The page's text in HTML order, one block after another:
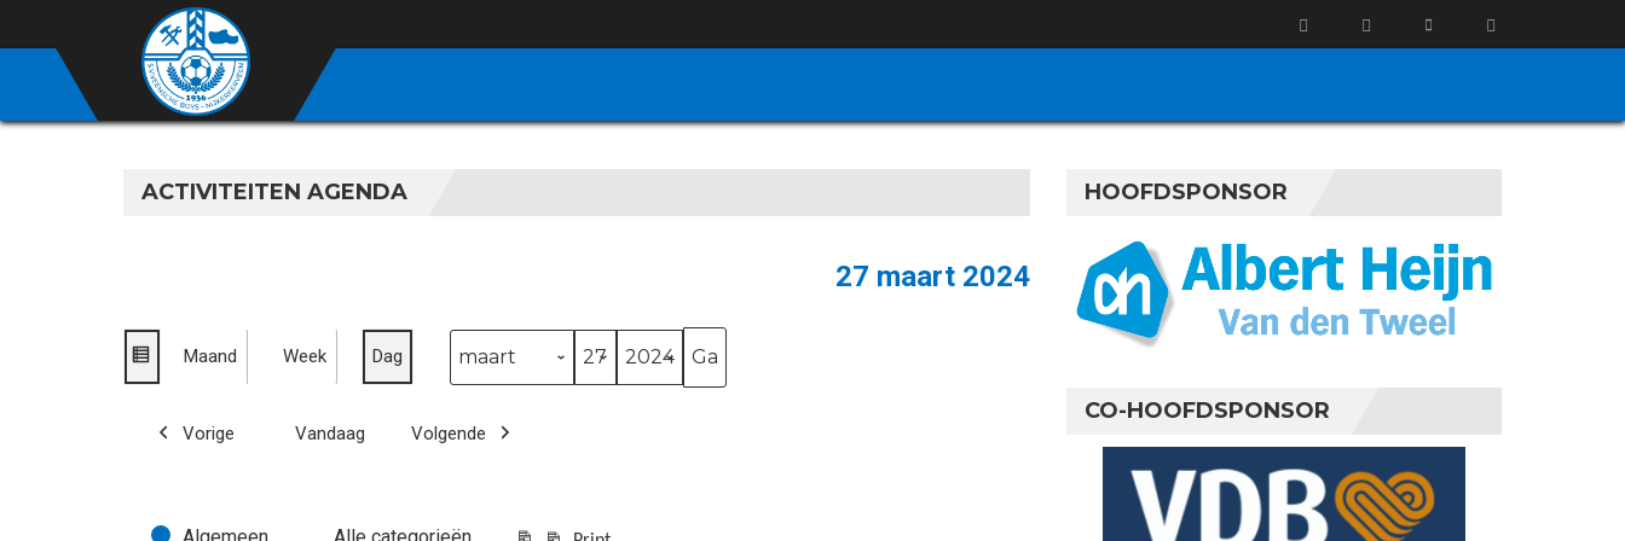
ACTIVITEITEN AGENDA
27 maart 2024
bekijk
als
Maand Week
Dag
Vorige Vandaag Volgende
HOOFDSPONSOR
CO-HOOFDSPONSOR